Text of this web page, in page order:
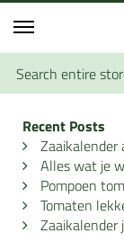
Recent Posts
Zaaikalender
Alles wat je
Pompoen
Tomaten
Zaaikalender